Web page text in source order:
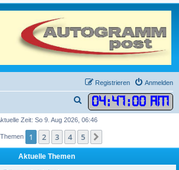
Anmelden
Registrieren
04:47:00 AM
u
h
Zeit: So 9. Aug 2026, 06:46
1 2 3 4 5
Aktuelle Themen